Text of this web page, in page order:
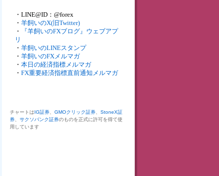
・LINE@ID：@forex
・ 羊飼いのX(旧Twitter)
・
『羊飼いのFXブログ』ウェブアプ
リ
・ 羊飼いのLINEスタンプ
・ 羊飼いのFXメルマガ
・ 本日の経済指標メルマガ
・ FX重要経済指標直前通知メルマガ
チャートはIG証券 GMOクリック証券
StoneX証
券
サクソバンク証券のものを正式に許可を得て使
用しています